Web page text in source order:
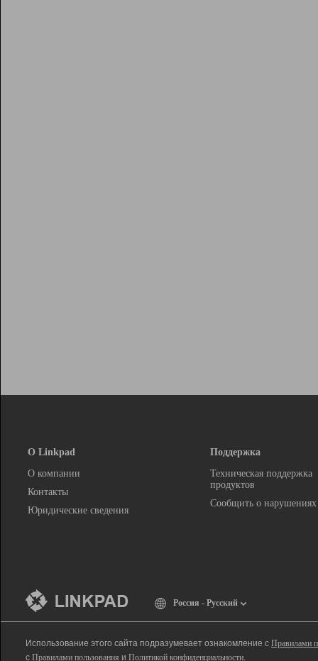
О Linkpad
О компании
Контакты
Юридические сведения
Поддержка
Техническая поддержка
продуктов
Сообщить о нарушениях
Россия - Русский
Использование этого сайта подразумевает ознакомление с Правилами
с Правилами пользования и Политикой конфиденциальности.